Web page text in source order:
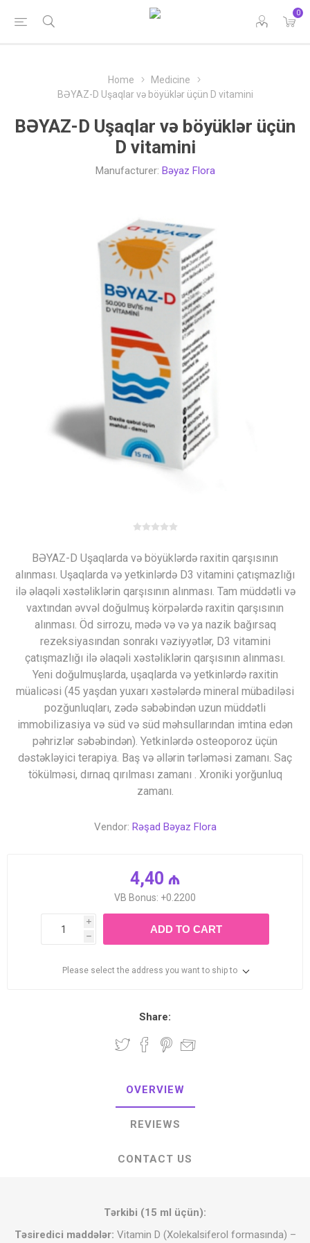
0
Home
Medicine
BƏYAZ-D Uşaqlar və böyüklər üçün D vitamini
BƏYAZ-D Uşaqlar və böyüklər üçün
D vitamini
Manufacturer: Bəyaz Flora
BƏYAZ-D Uşaqlarda və böyüklərdə raxitin qarşısının
alınması. Uşaqlarda və yetkinlərdə D3 vitamini çatışmazlığı
ilə əlaqəli xəstəliklərin qarşısının alınması. Tam müddətli və
vaxtından əvvəl doğulmuş körpələrdə raxitin qarşısının
alınması. Öd sirrozu, mədə və və ya nazik bağırsaq
rezeksiyasından sonrakı vəziyyətlər, D3 vitamini
çatışmazlığı ilə əlaqəli xəstəliklərin qarşısının alınması.
Yeni doğulmuşlarda, uşaqlarda və yetkinlərdə raxitin
müalicəsi (45 yaşdan yuxarı xəstələrdə mineral mübadiləsi
pozğunluqları, zədə səbəbindən uzun müddətli
immobilizasiya və süd və süd məhsullarından imtina edən
pəhrizlər səbəbindən). Yetkinlərdə osteoporoz üçün
dəstəkləyici terapiya. Baş və əllərin tərləməsi zamanı. Saç
tökülməsi, dırnaq qırılması zamanı . Xroniki yorğunluq
zamanı.
Vendor: Rəşad Bəyaz Flora
4,40 ₼
VB Bonus: +0.2200
i
h
ADD TO CART
Please select the address you want to ship to
Share:
OVERVIEW
REVIEWS
CONTACT US
Tərkibi (15 ml üçün):
Təsiredici maddələr: Vitamin D (Xolekalsiferol formasında) –